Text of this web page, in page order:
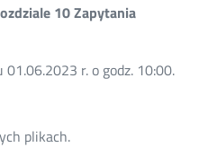
10 Zapytania
r. o godz. 10:00.
plikach.